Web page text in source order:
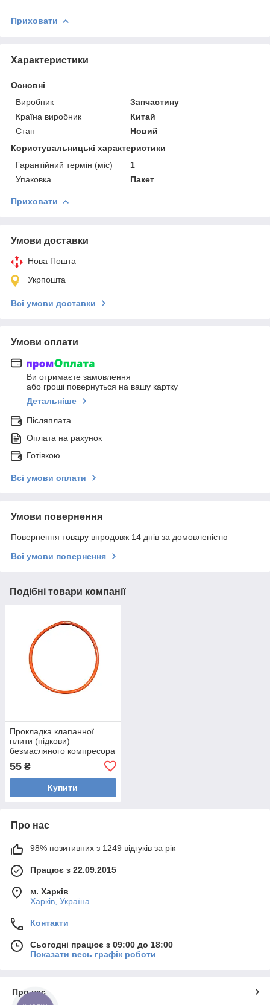
Приховати
Характеристики
Основні
Виробник
Запчастину
Країна виробник
Китай
Стан
Новий
Користувальницькі характеристики
Гарантійний термін (міс)
1
Упаковка
Пакет
Приховати
Умови доставки
Нова Пошта
Укрпошта
Всі умови доставки
Умови оплати
Ви отримаєте замовлення
або гроші повернуться на вашу картку
Детальніше
Післяплата
Оплата на рахунок
Готівкою
Всі умови оплати
Умови повернення
Повернення товару впродовж 14 днів за домовленістю
Всі умови повернення
Подібні товари компанії
Прокладка клапанної
плити (підкови)
безмасляного компресора
55 ₴
Купити
Про нас
98% позитивних з 1249 відгуків за рік
Працює з 22.09.2015
м. Харків
Харків, Україна
Контакти
Сьогодні працює з 09:00 до 18:00
Показати весь графік роботи
Про нас